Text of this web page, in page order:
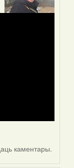
каментары.